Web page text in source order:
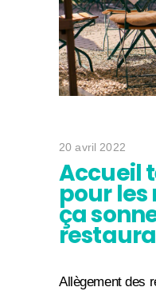
20 avril 2022
Accueil
pour
ça
Allègement des